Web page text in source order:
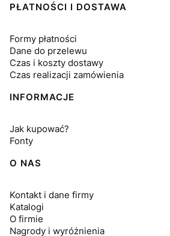
PŁATNOŚCI I DOSTAWA
Formy płatności
Dane do przelewu
Czas i koszty dostawy
Czas realizacji zamówienia
INFORMACJE
Jak kupować?
Fonty
O NAS
Kontakt i dane firmy
Katalogi
O firmie
Nagrody i wyróżnienia